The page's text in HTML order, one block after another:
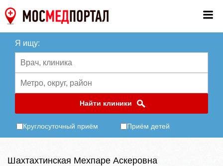
Я ищу:
Найти клиники
Круглосуточный приём Приём детей
Шахтахтинская Мехпаре Аскеровна